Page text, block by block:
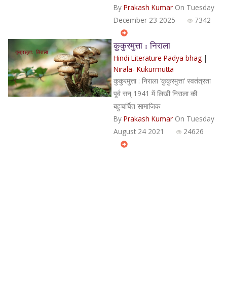
By Prakash KumarOn Tuesday
December 23 2025
7342
कुकुरमुत्ता : निराला
Hindi Literature Padya bhag|
Nirala- Kukurmutta
कुकुरमुत्ता : निराला ‘कुकुरमुत्ता‘ स्वतंत्रता
पूर्व सन् 1941 में लिखी निराला की
बहुचर्चित सामाजिक
By Prakash KumarOn Tuesday
August 24 2021
24626